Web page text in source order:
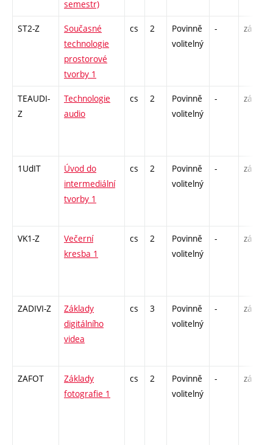
semestr)
ST2-Z
Současné
technologie
prostorové
tvorby 1
cs 2
Povinně
volitelný
- zá
TEAUDI-
Z
Technologie
audio
cs 2
Povinně
volitelný
- zá
1UdIT
Úvod do
intermediální
tvorby 1
cs 2
Povinně
volitelný
- zá
VK1-Z
Večerní
kresba 1
cs 2
Povinně
volitelný
- zá
ZADIVI-Z
Základy
digitálního
videa
cs 3
Povinně
volitelný
- zá
ZAFOT
Základy
fotografie 1
cs 2
Povinně
volitelný
- zá